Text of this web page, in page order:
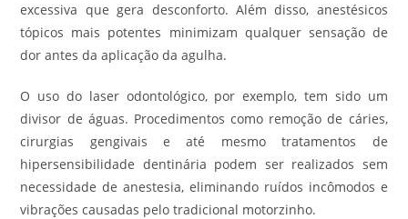
excessiva que gera desconforto. Além disso, anestésicos
tópicos mais potentes minimizam qualquer sensação de
dor antes da aplicação da agulha.
O uso do laser odontológico, por exemplo, tem sido um
divisor de águas. Procedimentos como remoção de cáries,
cirurgias gengivais e até mesmo tratamentos de
hipersensibilidade dentinária podem ser realizados sem
necessidade de anestesia, eliminando ruídos incômodos e
vibrações causadas pelo tradicional motorzinho.